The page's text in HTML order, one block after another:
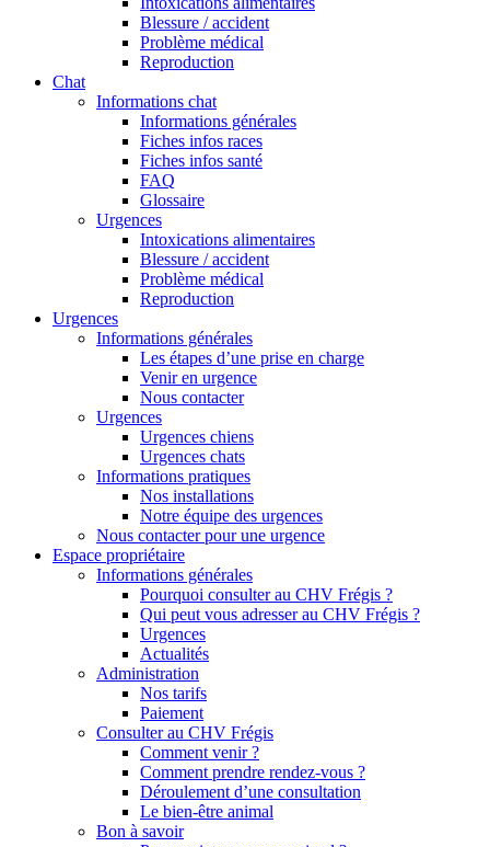
Blessure / accident
Problème médical
Reproduction
Chat
Informations chat
Informations générales
Fiches infos races
Fiches infos santé
FAQ
Glossaire
Urgences
Intoxications alimentaires
Blessure / accident
Problème médical
Reproduction
Urgences
Informations générales
Les étapes d’une prise en charge
Venir en urgence
Nous contacter
Urgences
Urgences chiens
Urgences chats
Informations pratiques
Nos installations
Notre équipe des urgences
Nous contacter pour une urgence
Espace propriétaire
Informations générales
Pourquoi consulter au CHV Frégis ?
Qui peut vous adresser au CHV Frégis ?
Urgences
Actualités
Administration
Nos tarifs
Paiement
Consulter au CHV Frégis
Comment venir ?
Comment prendre rendez-vous ?
Déroulement d’une consultation
Le bien-être animal
Bon à savoir